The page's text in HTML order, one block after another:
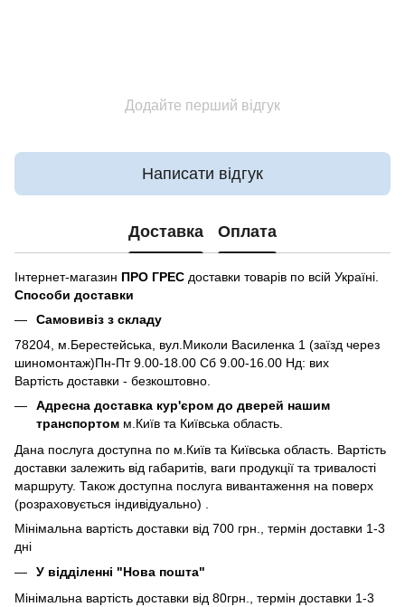
Додайте перший відгук
Написати відгук
Доставка Оплата
Інтернет-магазин ПРО ГРЕС доставки товарів по всій Україні.
Способи доставки
Самовивіз з складу
78204, м.Берестейська, вул.Миколи Василенка 1 (заїзд через
шиномонтаж)Пн-Пт 9.00-18.00 Сб 9.00-16.00 Нд: вих
Вартість доставки - безкоштовно.
Адресна доставка кур'єром до дверей нашим
транспортом м.Київ та Київська область.
Дана послуга доступна по м.Київ та Київська область. Вартість
доставки залежить від габаритів, ваги продукції та тривалості
маршруту. Також доступна послуга вивантаження на поверх
(розраховується індивідуально) .
Мінімальна вартість доставки від 700 грн., термін доставки 1-3
дні
У відділенні "Нова пошта"
Мінімальна вартість доставки від 80грн., термін доставки 1-3